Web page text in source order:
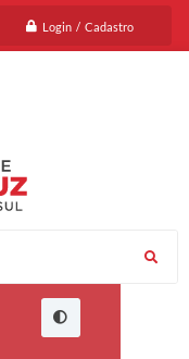
Login / Cadastro